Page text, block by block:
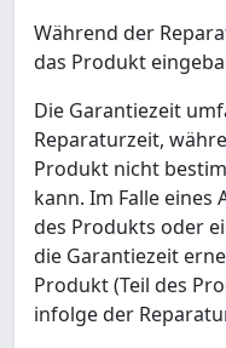
Während der
das Produkt
Die Garantiezeit
Reparaturzeit,
Produkt nicht
kann. Im Falle eines
des Produkts oder
die Garantiezeit
Produkt (Teil des
infolge der